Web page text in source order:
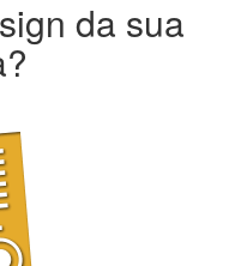
da sua